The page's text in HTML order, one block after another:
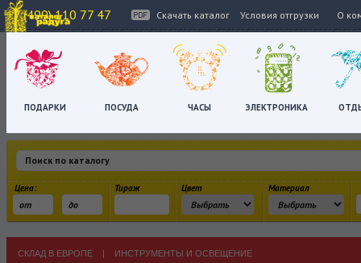
+7 (499) 110 77 47 Скачать каталог Условия отгрузки О
ПОДАРКИ ПОСУДА ЧАСЫ ЭЛЕКТРОНИКА
Цена: Тираж Цвет Материал
СКЛАД В ЕВРОПЕ | ИНСТРУМЕНТЫ И ОСВЕЩЕНИЕ